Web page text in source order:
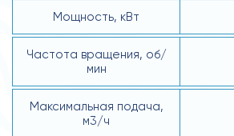
Мощность, кВт
Частота вращения, об/
мин
Максимальная подача,
м3/ч